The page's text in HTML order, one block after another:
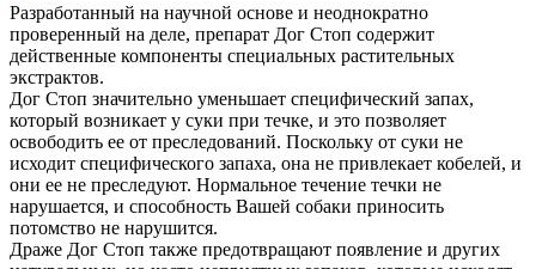
Разработанный на научной основе и неоднократно
проверенный на деле, препарат Дог Стоп содержит
действенные компоненты специальных растительных
экстрактов.
Дог Стоп значительно уменьшает специфический запах,
который возникает у суки при течке, и это позволяет
освободить ее от преследований. Поскольку от суки не
исходит специфического запаха, она не привлекает кобелей, и
они ее не преследуют. Нормальное течение течки не
нарушается, и способность Вашей собаки приносить
потомство не нарушится.
Драже Дог Стоп также предотвращают появление и других